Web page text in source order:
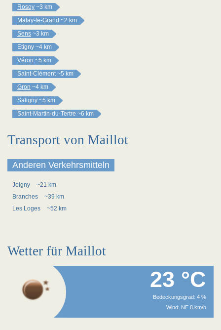
Rosoy ~3 km
Malay-le-Grand ~2 km
Sens ~3 km
Etigny ~4 km
Véron ~5 km
Saint-Clément ~5 km
Gron ~4 km
Saligny ~5 km
Saint-Martin-du-Tertre ~6 km
Transport von Maillot
Anderen Verkehrsmitteln
Joigny
~21 km
Branches
~39 km
Les Loges
~52 km
Wetter für Maillot
23 °C
Bedeckungsgrad: 4 %
Wind: NE 8 km/h